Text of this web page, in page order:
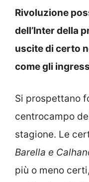
Rivoluzione
dell’Inter della
uscite di certo
come gli
Si prospettano
centrocampo
stagione. Le
Barella e
più o meno